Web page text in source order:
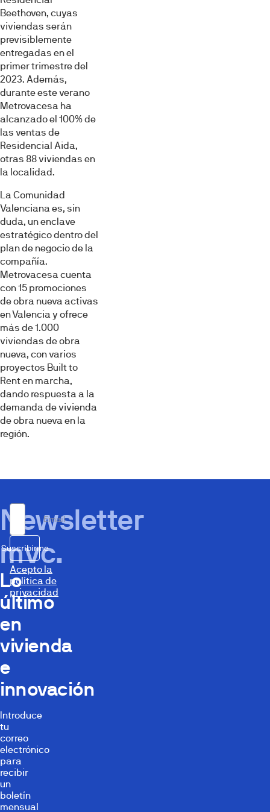
Beethoven, cuyas
viviendas serán
previsiblemente
entregadas en el
primer trimestre del
2023. Además,
durante este verano
Metrovacesa ha
alcanzado el 100% de
las ventas de
Residencial Aida,
otras 88 viviendas en
la localidad.
La Comunidad
Valenciana es, sin
duda, un enclave
estratégico dentro del
plan de negocio de la
compañía.
Metrovacesa cuenta
con 15 promociones
de obra nueva activas
en Valencia y ofrece
más de 1.000
viviendas de obra
nueva, con varios
proyectos Built to
Rent en marcha,
dando respuesta a la
demanda de vivienda
de obra nueva en la
región.
Newsletter
mvc.
Lo
último
en
vivienda
e
innovación
Introduce
tu
correo
electrónico
para
recibir
un
boletín
mensual
Email
Suscribirme
Acepto la
política de
privacidad